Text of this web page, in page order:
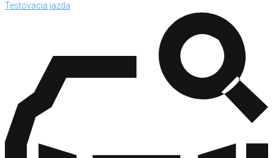
Testovacia jazda